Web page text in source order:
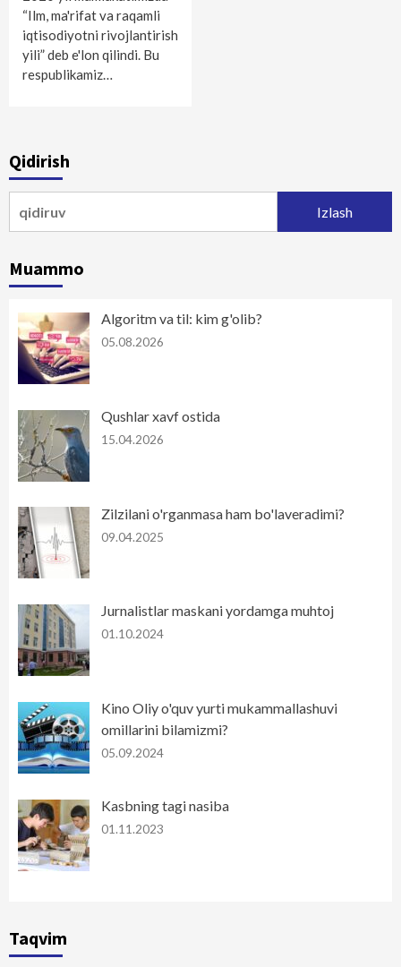
“Ilm, ma'rifat va raqamli
iqtisodiyotni rivojlantirish
yili” deb e'lon qilindi. Bu
respublikamiz…
Qidirish
Muammo
Algoritm va til: kim g'olib?
05.08.2026
Qushlar xavf ostida
15.04.2026
Zilzilani o'rganmasa ham bo'laveradimi?
09.04.2025
Jurnalistlar maskani yordamga muhtoj
01.10.2024
Kino Oliy o'quv yurti mukammallashuvi
omillarini bilamizmi?
05.09.2024
Kasbning tagi nasiba
01.11.2023
Taqvim